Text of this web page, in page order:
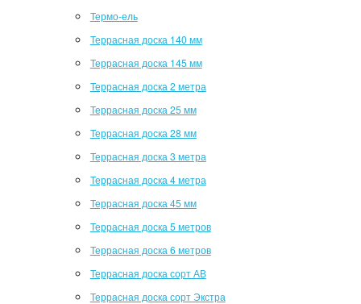
Термо-ель
Террасная доска 140 мм
Террасная доска 145 мм
Террасная доска 2 метра
Террасная доска 25 мм
Террасная доска 28 мм
Террасная доска 3 метра
Террасная доска 4 метра
Террасная доска 45 мм
Террасная доска 5 метров
Террасная доска 6 метров
Террасная доска сорт АВ
Террасная доска сорт Экстра